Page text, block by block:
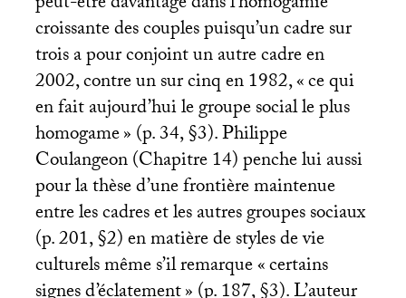
croissante des couples puisqu’un cadre sur
trois a pour conjoint un autre cadre en
2002, contre un sur cinq en 1982, «ce qui
en fait aujourd’hui le groupe social le plus
homogame» (p. 34, §3). Philippe
Coulangeon (Chapitre 14) penche lui aussi
pour la thèse d’une frontière maintenue
entre les cadres et les autres groupes sociaux
(p. 201, §2) en matière de styles de vie
culturels même s’il remarque «certains